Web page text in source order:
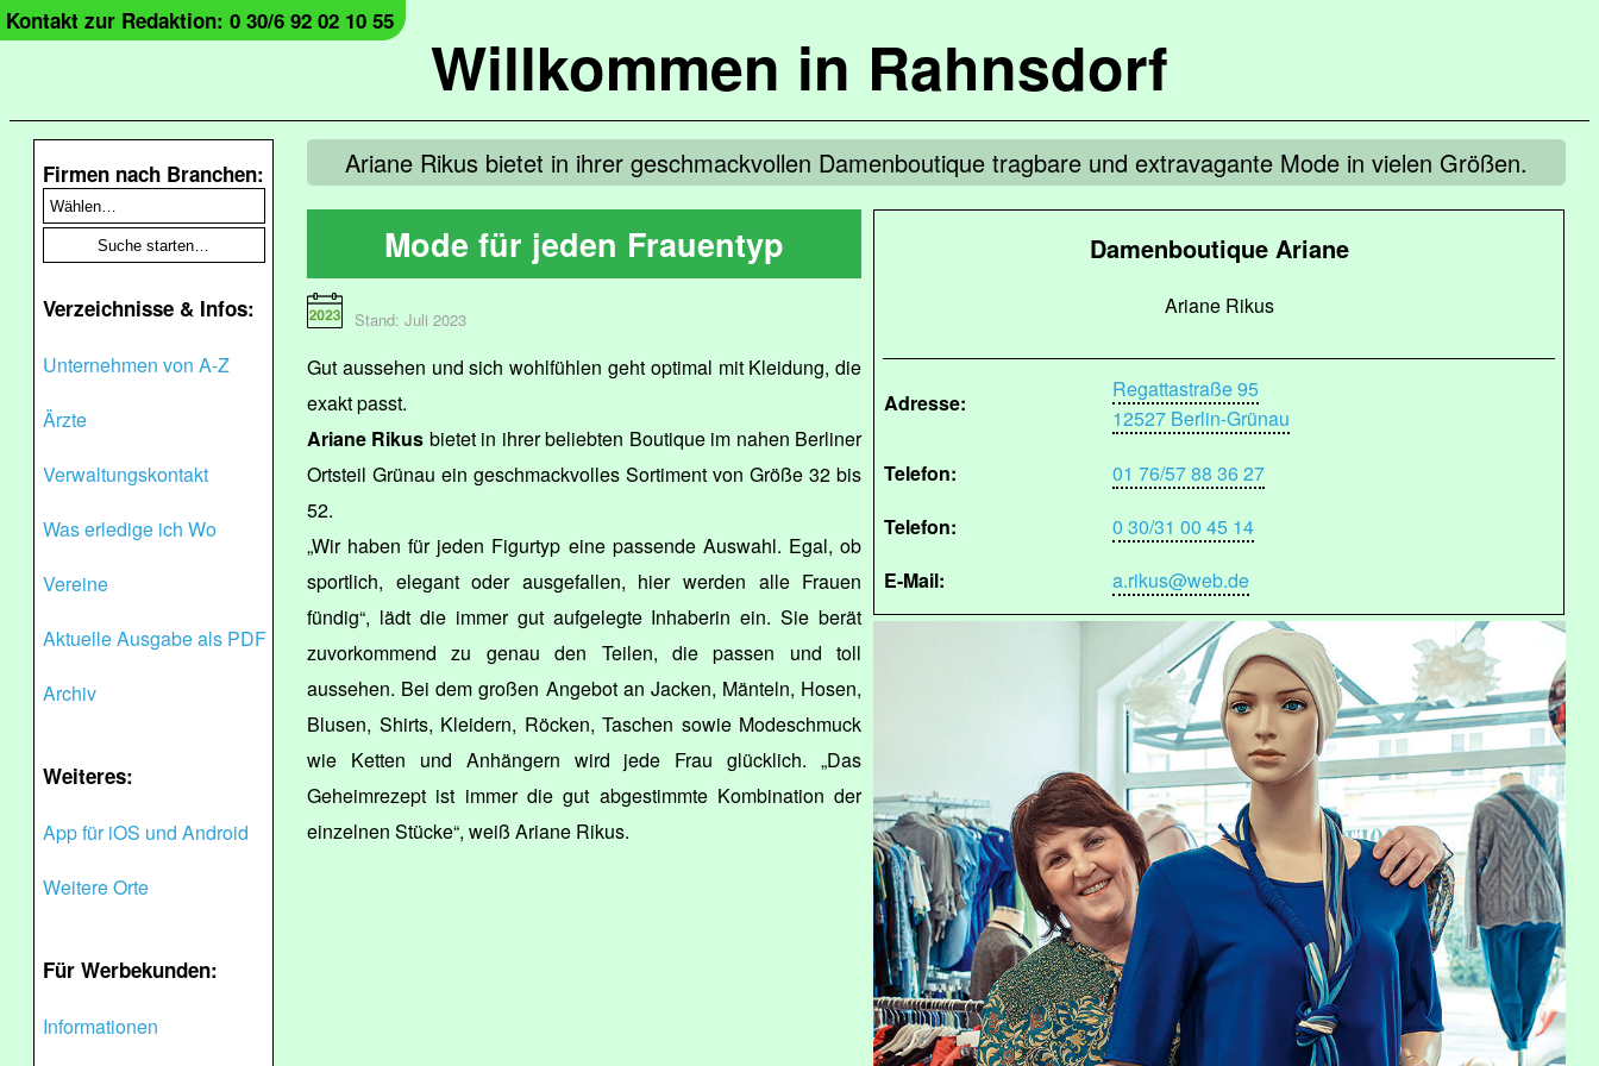
Willkommen in Rahnsdorf
Kontakt zur Redaktion: 0 30/6 92 02 10 55
Firmen nach Branchen:
Verzeichnisse & Infos:
Unternehmen von A-Z
Ärzte
Verwaltungskontakt
Was erledige ich Wo
Vereine
Aktuelle Ausgabe als PDF
Archiv
Weiteres:
App für iOS und Android
Weitere Orte
Für Werbekunden:
Informationen
Ariane Rikus bietet in ihrer geschmackvollen Damenboutique tragbare und extravagante Mode in vielen Größen.
Damenboutique Ariane
Ariane Rikus
Adresse:
Regattastraße 95
12527 Berlin-Grünau
Telefon:
01 76/57 88 36 27
Telefon:
0 30/31 00 45 14
E-Mail:
a.rikus@web.de
Mode für jeden Frauentyp
Stand: Juli 2023
Gut aussehen und sich wohlfühlen geht optimal mit Kleidung, die
exakt passt.
Ariane Rikus bietet in ihrer beliebten Boutique im nahen Berliner
Ortsteil Grünau ein geschmackvolles Sortiment von Größe 32 bis
52.
„Wir haben für jeden Figurtyp eine passende Auswahl. Egal, ob
sportlich, elegant oder ausgefallen, hier werden alle Frauen
fündig“, lädt die immer gut aufgelegte Inhaberin ein. Sie berät
zuvorkommend zu genau den Teilen, die passen und toll
aussehen. Bei dem großen Angebot an Jacken, Mänteln, Hosen,
Blusen, Shirts, Kleidern, Röcken, Taschen sowie Modeschmuck
wie Ketten und Anhängern wird jede Frau glücklich. „Das
Geheimrezept ist immer die gut abgestimmte Kombination der
einzelnen Stücke“, weiß Ariane Rikus.